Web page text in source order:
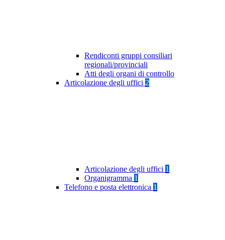
Rendiconti gruppi consiliari
regionali/provinciali
Atti degli organi di controllo
Articolazione degli uffici 2
Articolazione degli uffici 1
Organigramma 1
Telefono e posta elettronica 1